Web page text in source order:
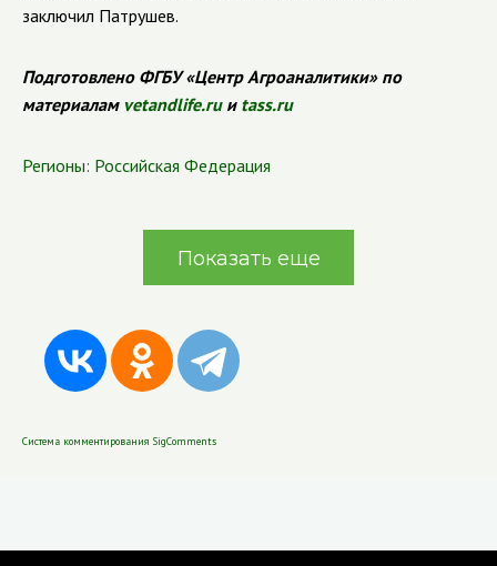
заключил Патрушев.
Подготовлено ФГБУ «Центр Агроаналитики» по
материалам vetandlife.ruи tass.ru
Регионы: Российская Федерация
Показать еще
Система комментирования SigComments